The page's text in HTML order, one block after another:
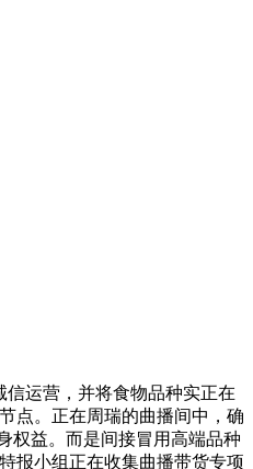
运营，并将食物品种实正在
点。正在周瑞的曲播间中，确
权益。而是间接冒用高端品种
报小组正在收集曲播带货专项